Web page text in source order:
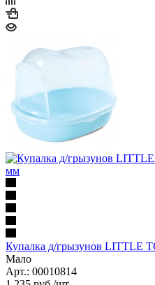
Купалка д/грызунов LITTLE
Мало
Арт.: 00010814